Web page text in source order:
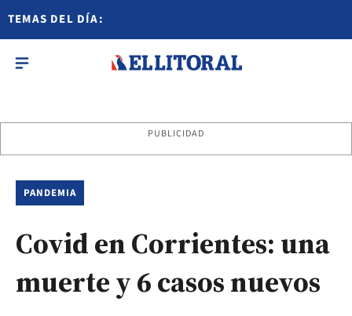
TEMAS DEL DÍA:
PUBLICIDAD
PANDEMIA
Covid en Corrientes: una
muerte y 6 casos nuevos